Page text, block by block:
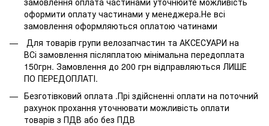
оформити оплату частинами у менеджера.Не всі
замовлення оформляються оплатою чатинами
Для товарів групи велозапчастин та АКСЕСУАРИ на
ВСі замовлення післяплатою мінімальна передоплата
150грн. Замовлення до 200 грн відправляються ЛИШЕ
ПО ПЕРЕДОПЛАТІ.
Безготівковий оплата .Прі здійсненні оплати на поточний
рахунок прохання уточнювати можливість оплати
товарів з ПДВ або без ПДВ